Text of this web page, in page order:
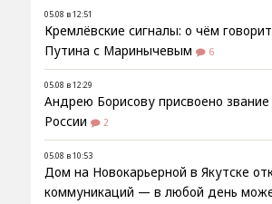
05.08 в 12:51
Кремлёвские сигналы: о чём
Путина с Маринычевым
6
05.08 в 12:29
Андрею Борисову присвоено
России
2
05.08 в 10:53
Дом на Новокарьерной в Якутске
коммуникаций — в любой день